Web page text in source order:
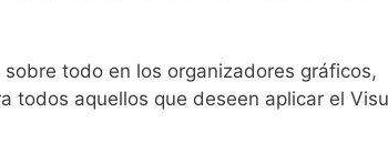
todo en los organizadores gráficos,
todos aquellos que deseen aplicar el